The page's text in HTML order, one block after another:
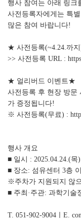
행사 참여는 아래 링크
사전등록자에게는 특
많은 참여 바랍니다!
★ 사전등록(~4.24.까
>> 사전등록 URL :
★ 얼리버드 이벤트★
사전등록 후 현장 방문
가 증정됩니다!
※ 사전등록(무료) :
행사 개요
■ 일시 : 2025.04.24.(목
■ 장소: 섬유센터 3층
※주차가 지원되지 않
■ 주최·주관: 과학기술
T. 051-902-9004ㅣE.